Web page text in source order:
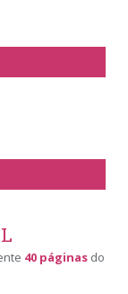
40 páginas do